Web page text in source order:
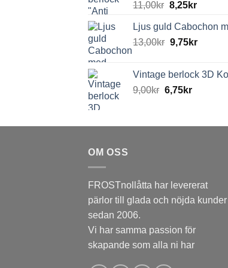
11,00kr 8,25kr
Ljus guld Cabochon
13,00kr 9,75kr
Vintage berlock 3D
9,00kr 6,75kr
OM OSS
FROSTnollåtta har levererat
pärlor till glada och nöjda kunder
sedan 2006.
Vi har samma passion för
skapande som alla ni har